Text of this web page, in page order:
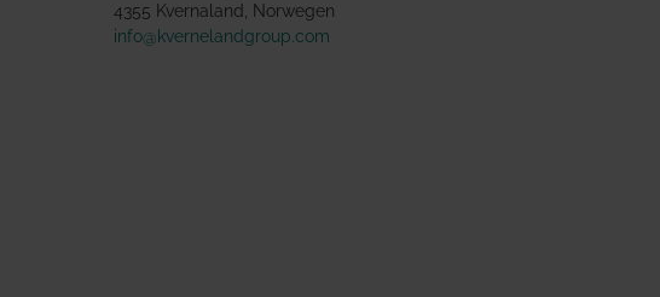
4355 Kvernaland, Norwegen
info@kvernelandgroup.com